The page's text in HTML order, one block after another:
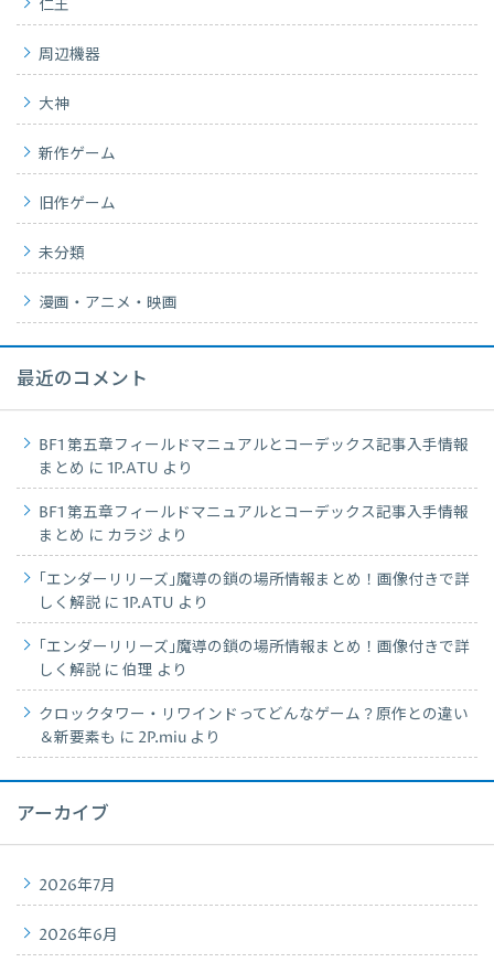
仁王
周辺機器
大神
新作ゲーム
旧作ゲーム
未分類
漫画・アニメ・映画
最近のコメント
BF1 第五章フィールドマニュアルとコーデックス記事入手情報
まとめ に 1P.ATU より
BF1 第五章フィールドマニュアルとコーデックス記事入手情報
まとめ に カラジ より
｢エンダーリリーズ｣魔導の鎖の場所情報まとめ！画像付きで詳
しく解説 に 1P.ATU より
｢エンダーリリーズ｣魔導の鎖の場所情報まとめ！画像付きで詳
しく解説 に 伯理 より
クロックタワー・リワインドってどんなゲーム？原作との違い
＆新要素も に 2P.miu より
アーカイブ
2026年7月
2026年6月